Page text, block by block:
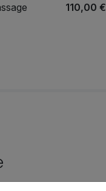
110,00 €